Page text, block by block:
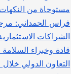
مستوحاة من النكهات
فراس الحمداني:
الشراكات
قادة وخبراء